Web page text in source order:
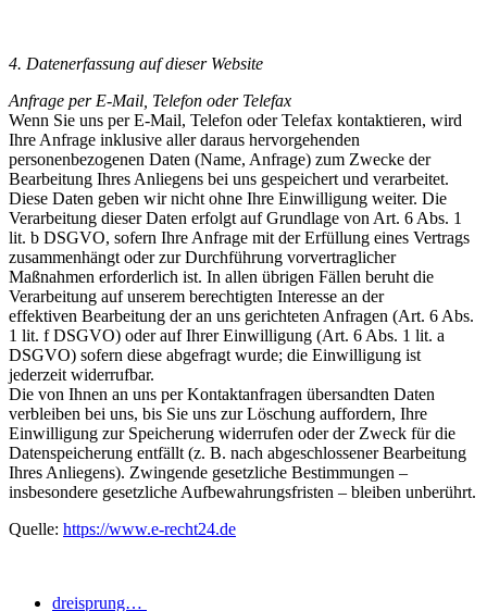
4. Datenerfassung auf dieser Website
Anfrage per E-Mail, Telefon oder Telefax
Wenn Sie uns per E-Mail, Telefon oder Telefax kontaktieren, wird
Ihre Anfrage inklusive aller daraus hervorgehenden
personenbezogenen Daten (Name, Anfrage) zum Zwecke der
Bearbeitung Ihres Anliegens bei uns gespeichert und verarbeitet.
Diese Daten geben wir nicht ohne Ihre Einwilligung weiter. Die
Verarbeitung dieser Daten erfolgt auf Grundlage von Art. 6 Abs. 1
lit. b DSGVO, sofern Ihre Anfrage mit der Erfüllung eines Vertrags
zusammenhängt oder zur Durchführung vorvertraglicher
Maßnahmen erforderlich ist. In allen übrigen Fällen beruht die
Verarbeitung auf unserem berechtigten Interesse an der
effektiven Bearbeitung der an uns gerichteten Anfragen (Art. 6 Abs.
1 lit. f DSGVO) oder auf Ihrer Einwilligung (Art. 6 Abs. 1 lit. a
DSGVO) sofern diese abgefragt wurde; die Einwilligung ist
jederzeit widerrufbar.
Die von Ihnen an uns per Kontaktanfragen übersandten Daten
verbleiben bei uns, bis Sie uns zur Löschung auffordern, Ihre
Einwilligung zur Speicherung widerrufen oder der Zweck für die
Datenspeicherung entfällt (z. B. nach abgeschlossener Bearbeitung
Ihres Anliegens). Zwingende gesetzliche Bestimmungen –
insbesondere gesetzliche Aufbewahrungsfristen – bleiben unberührt.
Quelle: https://www.e-recht24.de
dreisprung…